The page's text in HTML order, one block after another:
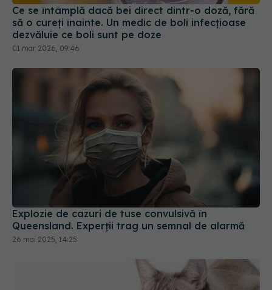
01 mar 2026, 09:46
Explozie de cazuri de tuse convulsivă în
Queensland. Experții trag un semnal de alarmă